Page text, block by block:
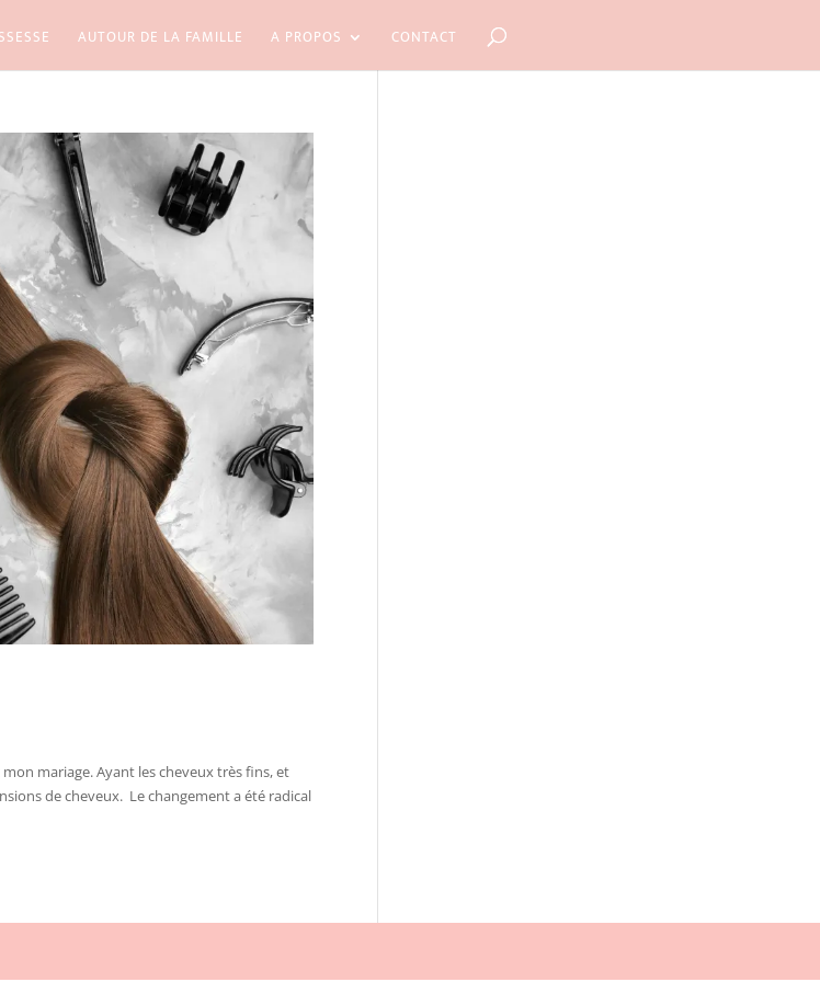
AUTOUR DE LA FAMILLE A PROPOS CONTACT
mariage. Ayant les cheveux très fins, et
de cheveux. Le changement a été radical